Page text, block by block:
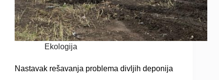
Ekologija
Nastavak rešavanja problema divljih deponija